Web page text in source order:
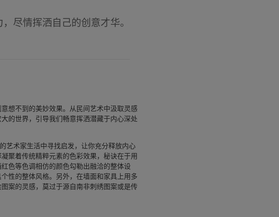
尽情挥洒自己的创意才华。
想不到的美妙效果。从民间艺术中汲取灵感
的世界，引导我们畅意挥洒潜藏于内心深处
艺术家生活中寻找启发，让你充分释放内心
聚着传统精粹元素的色彩效果，秘诀在于用
色等色调相仿的颜色勾勒出融洽的整体设
性的整体风格。另外，在墙面和家具上用多
案的灵感，莫过于源自南非刺绣图案或是传